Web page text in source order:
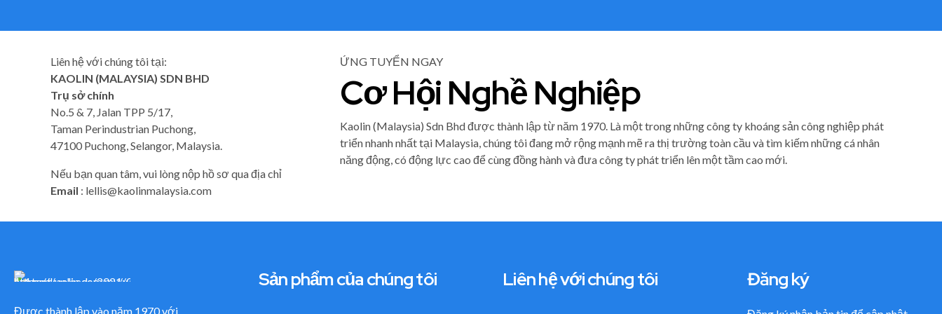
Liên hệ với chúng tôi tại:
KAOLIN (MALAYSIA) SDN BHD
Trụ sở chính
No.5 & 7, Jalan TPP 5/17,
Taman Perindustrian Puchong,
47100 Puchong, Selangor, Malaysia.
Nếu bạn quan tâm, vui lòng nộp hồ sơ qua địa chỉ
Email : lellis@kaolinmalaysia.com
ỨNG TUYỂN NGAY
Cơ Hội Nghề Nghiệp
Kaolin (Malaysia) Sdn Bhd được thành lập từ năm 1970. Là một trong những công ty khoáng sản công nghiệp phát
triển nhanh nhất tại Malaysia, chúng tôi đang mở rộng mạnh mẽ ra thị trường toàn cầu và tìm kiếm những cá nhân
năng động, có động lực cao để cùng đồng hành và đưa công ty phát triển lên một tầm cao mới.
Được thành lập vào năm 1970 với
Sản phẩm của chúng tôi Liên hệ với chúng tôi Đăng ký